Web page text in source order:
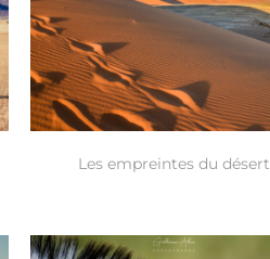
Les empreintes du désert